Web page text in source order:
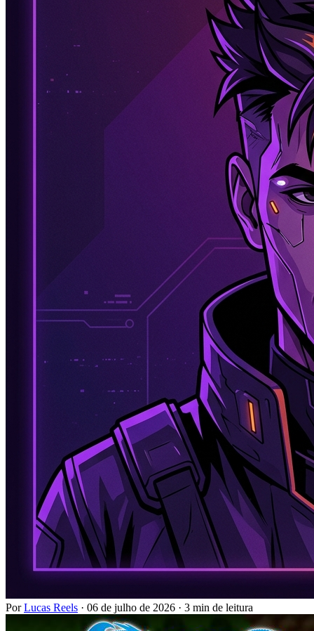
PorLucas Reels · 06 de julho de 2026 · 3 min de leitura